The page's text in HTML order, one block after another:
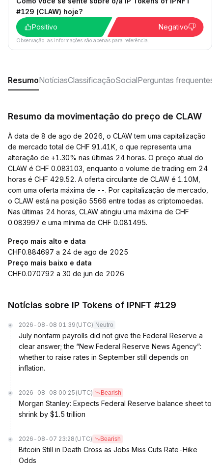
#129 (CLAW) hoje?
Positivo
Negativo
Observação: as informações são apenas para referência.
ResumoNotíciasClassificaçãoSocialPerguntas frequentes
Resumo da movimentação do preço de CLAW
À data de 8 de ago de 2026, o CLAW tem uma capitalização
de mercado total de CHF 91.41K, o que representa uma
alteração de +1.30% nas últimas 24 horas. O preço atual do
CLAW é CHF 0.083103, enquanto o volume de trading em 24
horas é CHF 429.52. A oferta circulante de CLAW é 1.10M,
com uma oferta máxima de --. Por capitalização de mercado,
o CLAW está na posição 5566 entre todas as criptomoedas.
Nas últimas 24 horas, CLAW atingiu uma máxima de CHF
0.083997 e uma mínima de CHF 0.081495.
Preço mais alto e data
CHF0.884697 a 24 de ago de 2025
Preço mais baixo e data
CHF0.070792 a 30 de jun de 2026
Notícias sobre IP Tokens of IPNFT #129
2026-08-08 01:39 (UTC) Neutro
July nonfarm payrolls did not give the Federal Reserve a
clear answer; the “New Federal Reserve News Agency”:
whether to raise rates in September still depends on
inflation.
2026-08-08 00:25 (UTC) Bearish
Morgan Stanley: Expects Federal Reserve balance sheet to
shrink by $1.5 trillion
2026-08-07 23:28 (UTC) Bearish
Bitcoin Still in Death Cross as Jobs Miss Cuts Rate-Hike
Odds